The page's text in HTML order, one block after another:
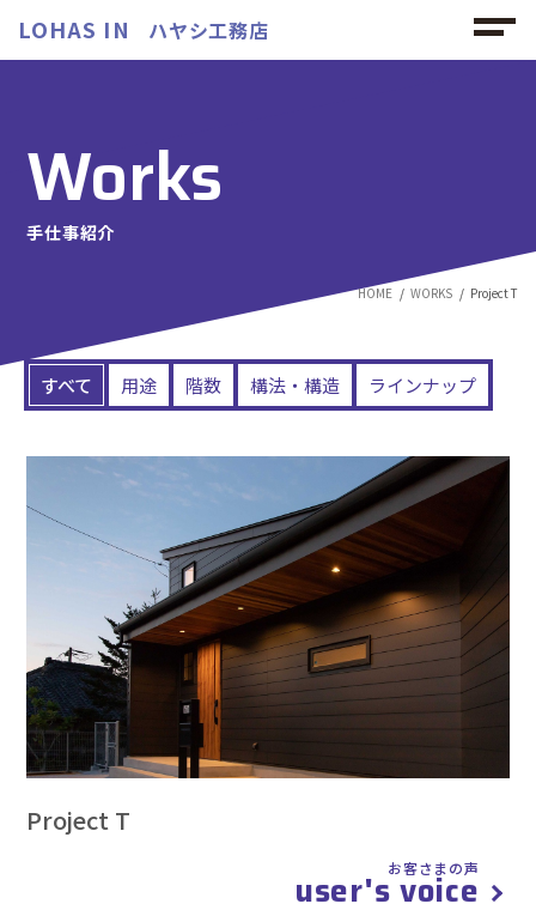
LOHAS IN ハヤシ工務店
Works
手仕事紹介
すべて 用途 階数 構法・構造 ラインナップ
HOME WORKS Project T
Project T
お客さまの声
user's voice